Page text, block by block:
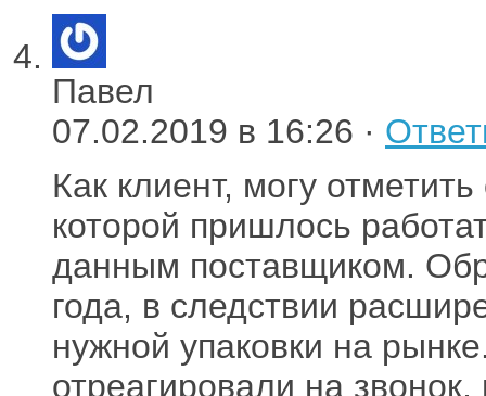
Павел
07.02.2019 в 16:26 ·
Как клиент, могу
которой пришлось
данным поставщиком.
года, в следствии
нужной упаковки на
отреагировали на